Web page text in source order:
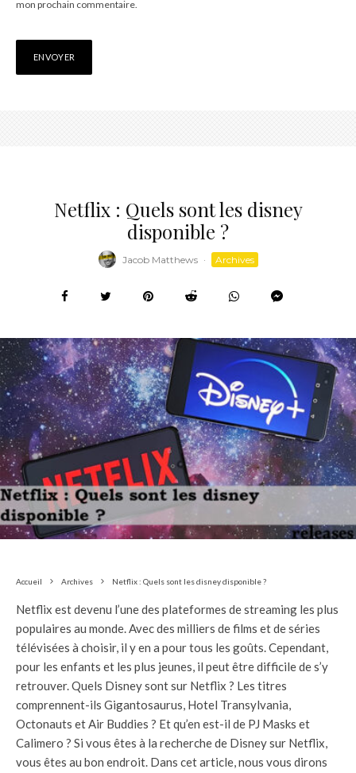
mon prochain commentaire.
Netflix : Quels sont les disney
disponible ?
Jacob Matthews · Archives
Accueil Archives Netflix : Quels sont les disney disponible ?
Netflix est devenu l’une des plateformes de streaming les plus
populaires au monde. Avec des milliers de films et de séries
télévisées à choisir, il y en a pour tous les goûts. Cependant,
pour les enfants et les plus jeunes, il peut être difficile de s’y
retrouver. Quels Disney sont sur Netflix ? Les titres
comprennent-ils Gigantosaurus, Hotel Transylvania,
Octonauts et Air Buddies ? Et qu’en est-il de PJ Masks et
Calimero ? Si vous êtes à la recherche de Disney sur Netflix,
vous êtes au bon endroit. Dans cet article, nous vous dirons